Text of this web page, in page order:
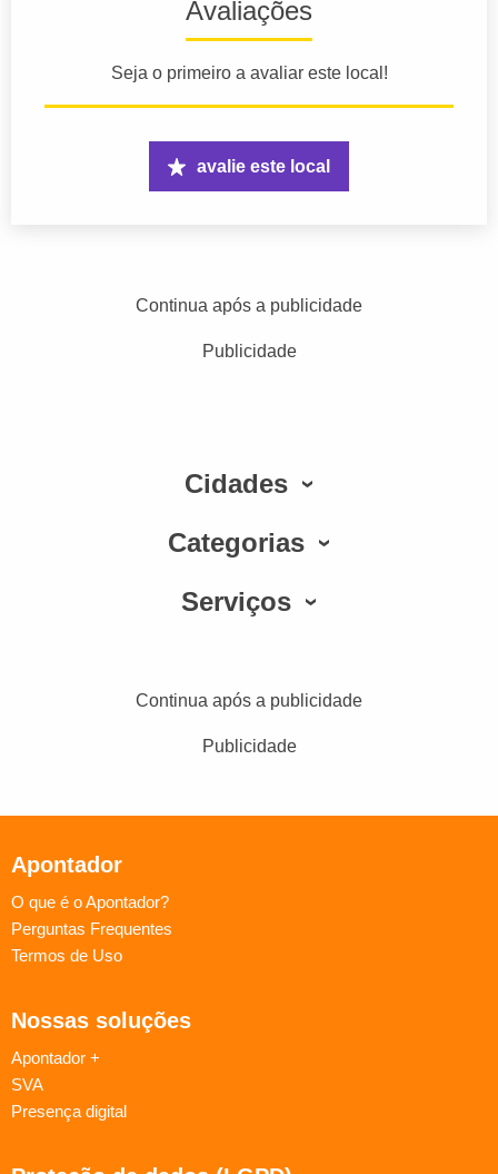
Avaliações
Seja o primeiro a avaliar este local!
avalie este local
Continua após a publicidade
Publicidade
Cidades
Categorias
Serviços
Continua após a publicidade
Publicidade
Apontador
O que é o Apontador?
Perguntas Frequentes
Termos de Uso
Nossas soluções
Apontador +
SVA
Presença digital